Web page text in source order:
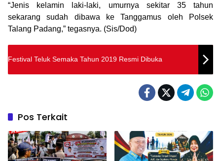
“Jenis kelamin laki-laki, umurnya sekitar 35 tahun
sekarang sudah dibawa ke Tanggamus oleh Polsek
Talang Padang,” tegasnya. (Sis/Dod)
Festival Teluk Semaka Tahun 2019 Resmi Dibuka
Pos Terkait